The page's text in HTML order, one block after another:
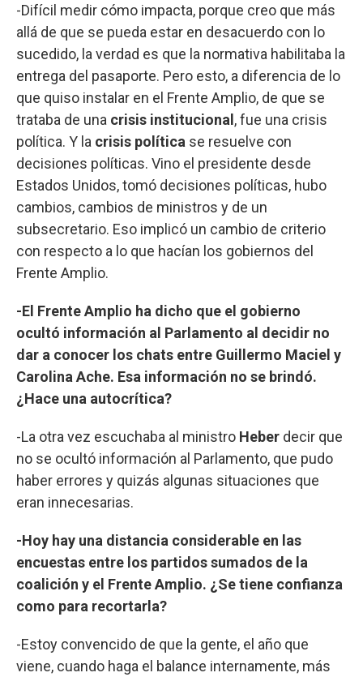
-Difícil medir cómo impacta, porque creo que más
allá de que se pueda estar en desacuerdo con lo
sucedido, la verdad es que la normativa habilitaba la
entrega del pasaporte. Pero esto, a diferencia de lo
que quiso instalar en el Frente Amplio, de que se
trataba de una crisis institucional , fue una crisis
política. Y la crisis política se resuelve con
decisiones políticas. Vino el presidente desde
Estados Unidos, tomó decisiones políticas, hubo
cambios, cambios de ministros y de un
subsecretario. Eso implicó un cambio de criterio
con respecto a lo que hacían los gobiernos del
Frente Amplio.
-El Frente Amplio ha dicho que el gobierno
ocultó información al Parlamento al decidir no
dar a conocer los chats entre Guillermo Maciel y
Carolina Ache. Esa información no se brindó.
¿Hace una autocrítica?
-La otra vez escuchaba al ministro Heber decir que
no se ocultó información al Parlamento, que pudo
haber errores y quizás algunas situaciones que
eran innecesarias.
-Hoy hay una distancia considerable en las
encuestas entre los partidos sumados de la
coalición y el Frente Amplio. ¿Se tiene confianza
como para recortarla?
-Estoy convencido de que la gente, el año que
viene, cuando haga el balance internamente, más